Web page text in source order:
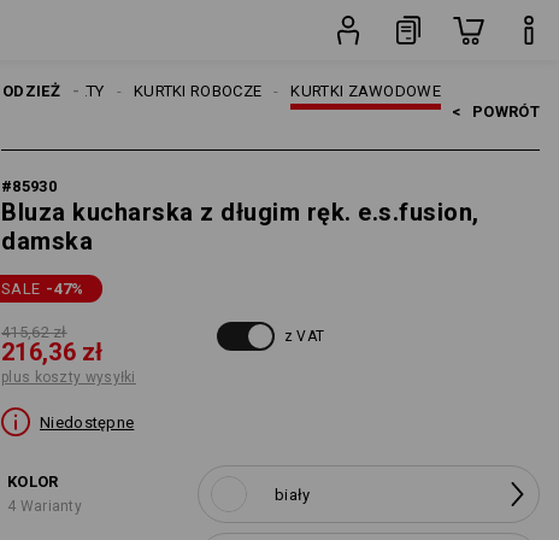
ODZIEŻ KURTKI ZAWODOWE
KURTKI ROBOCZE
KOBIETY
< POWRÓT
#85930
Bluza kucharska z długim ręk. e.s.fusion,
damska
SALE -47%
415,62 zł
216,36 zł
plus koszty wysyłki
z VAT
Niedostępne
KOLOR
4 Warianty
biały